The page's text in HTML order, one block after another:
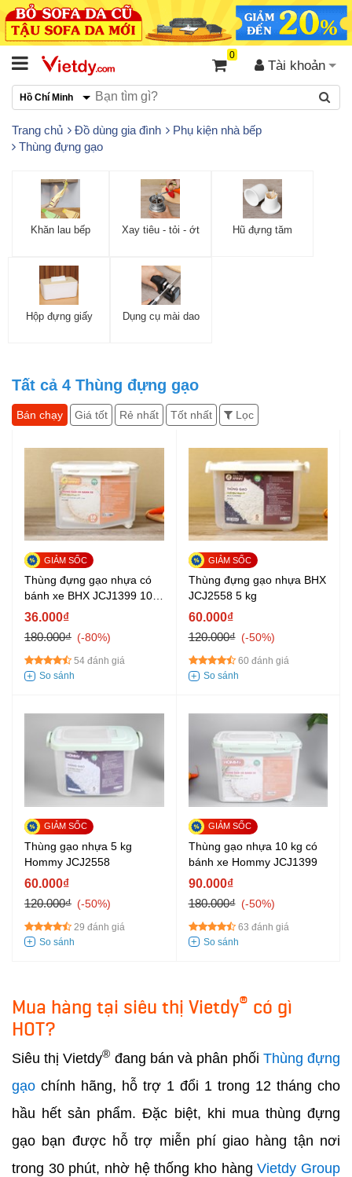
Tài khoản
0
Hồ Chí Minh
Trang chủ Đồ dùng gia đình
Phụ kiện nhà bếp
Thùng đựng gạo
Khăn lau bếp Xay tiêu - tỏi - ớt Hũ đựng tăm
Hộp đựng giấy Dụng cụ mài dao
Tất cả 4 Thùng đựng gạo
Bán chạy Giá tốt Rẻ nhất Tốt nhất Lọc
Thùng đựng gạo nhựa có
bánh xe BHX JCJ1399 10
kg
36.000₫
180.000₫
-80%
54 đánh giá
Thùng đựng gạo nhựa BHX
JCJ2558 5 kg
60.000₫
120.000₫
-50%
60 đánh giá
Thùng gạo nhựa 5 kg
Hommy JCJ2558
60.000₫
120.000₫
-50%
29 đánh giá
Thùng gạo nhựa 10 kg có
bánh xe Hommy JCJ1399
90.000₫
180.000₫
-50%
63 đánh giá
Mua hàng tại siêu thị Vietdy® có gì
HOT?
Siêu thị Vietdy® đang bán và phân phối Thùng đựng
gạo chính hãng, hỗ trợ 1 đổi 1 trong 12 tháng cho
hầu hết sản phẩm. Đặc biệt, khi mua thùng đựng
gạo bạn được hỗ trợ miễn phí giao hàng tận nơi
trong 30 phút, nhờ hệ thống kho hàngVietdy Group